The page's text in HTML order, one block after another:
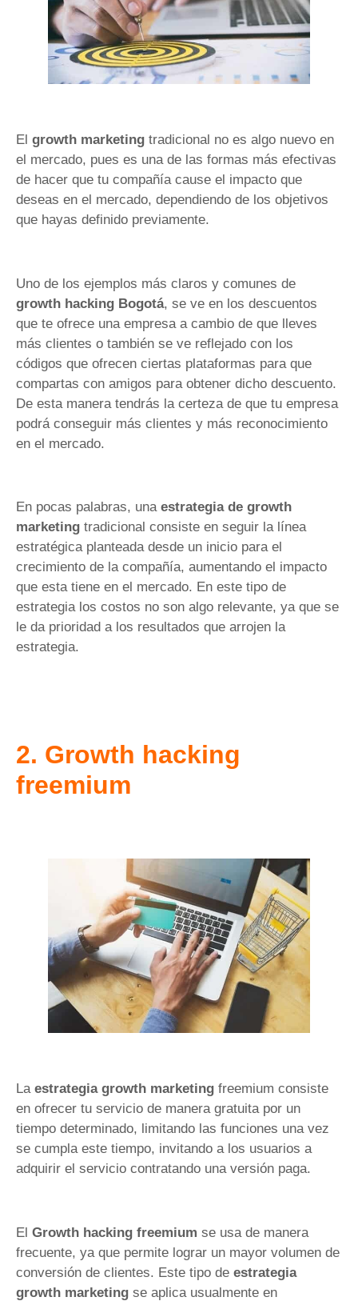
El growth marketing tradicional no es algo nuevo en
el mercado, pues es una de las formas más efectivas
de hacer que tu compañía cause el impacto que
deseas en el mercado, dependiendo de los objetivos
que hayas definido previamente.
Uno de los ejemplos más claros y comunes de
growth hacking Bogotá, se ve en los descuentos
que te ofrece una empresa a cambio de que lleves
más clientes o también se ve reflejado con los
códigos que ofrecen ciertas plataformas para que
compartas con amigos para obtener dicho descuento.
De esta manera tendrás la certeza de que tu empresa
podrá conseguir más clientes y más reconocimiento
en el mercado.
En pocas palabras, una estrategia de growth
marketing tradicional consiste en seguir la línea
estratégica planteada desde un inicio para el
crecimiento de la compañía, aumentando el impacto
que esta tiene en el mercado. En este tipo de
estrategia los costos no son algo relevante, ya que se
le da prioridad a los resultados que arrojen la
estrategia.
2. Growth hacking
freemium
La estrategia growth marketing freemium consiste
en ofrecer tu servicio de manera gratuita por un
tiempo determinado, limitando las funciones una vez
se cumpla este tiempo, invitando a los usuarios a
adquirir el servicio contratando una versión paga.
El Growth hacking freemium se usa de manera
frecuente, ya que permite lograr un mayor volumen de
conversión de clientes. Este tipo de estrategia
growth marketing se aplica usualmente en